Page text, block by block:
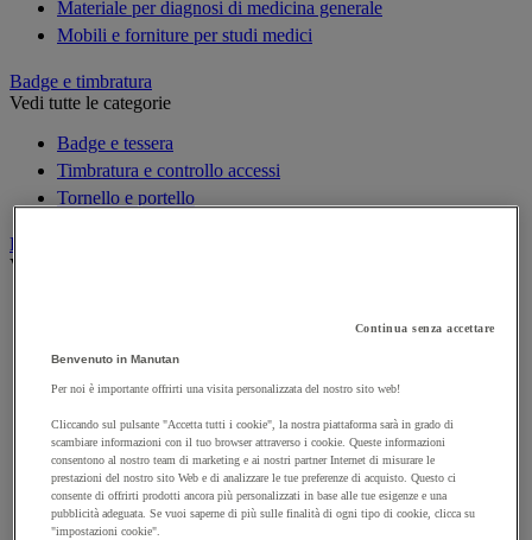
Materiale per diagnosi di medicina generale
Mobili e forniture per studi medici
Badge e timbratura
Vedi tutte le categorie
Badge e tessera
Timbratura e controllo accessi
Tornello e portello
Barriera e paletto di protezione
Vedi tutte le categorie
Barriera protettiva
Catena di segnalazione
Paletto di delimitazione con catena
Paletto di delimitazione con corda
Paletto di delimitazione con nastro
Supporto a muro con nastro
Continua senza accettare
Benvenuto in Manutan
Per noi è importante offrirti una visita personalizzata del nostro sito web!
Cliccando sul pulsante "Accetta tutti i cookie", la nostra piattaforma sarà in grado di
scambiare informazioni con il tuo browser attraverso i cookie. Queste informazioni
consentono al nostro team di marketing e ai nostri partner Internet di misurare le
prestazioni del nostro sito Web e di analizzare le tue preferenze di acquisto. Questo ci
consente di offrirti prodotti ancora più personalizzati in base alle tue esigenze e una
pubblicità adeguata. Se vuoi saperne di più sulle finalità di ogni tipo di cookie, clicca su
"impostazioni cookie".